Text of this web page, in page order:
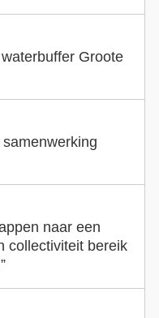
Groote
naar een
collectiviteit bereik